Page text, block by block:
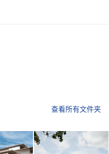
查看所有文件夹